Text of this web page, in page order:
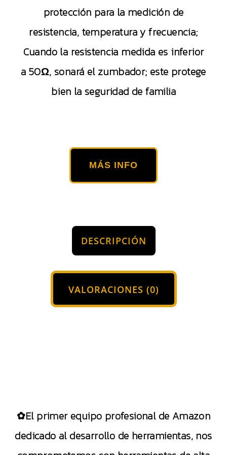
protección para la medición de
resistencia, temperatura y frecuencia;
Cuando la resistencia medida es inferior
a 50Ω, sonará el zumbador; este protege
bien la seguridad de familia
MÁS INFO
DESCRIPCIÓN
VALORACIONES (0)
✿El primer equipo profesional de Amazon
dedicado al desarrollo de herramientas, nos